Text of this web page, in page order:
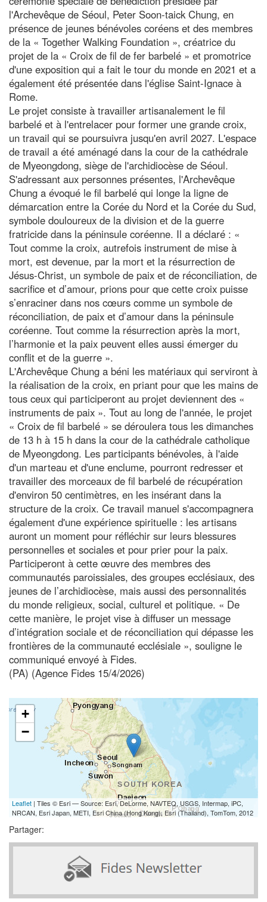
l'Archevêque de Séoul, Peter Soon-taick Chung, en
présence de jeunes bénévoles coréens et des membres
de la « Together Walking Foundation », créatrice du
projet de la « Croix de fil de fer barbelé » et promotrice
d'une exposition qui a fait le tour du monde en 2021 et a
également été présentée dans l'église Saint-Ignace à
Rome.
Le projet consiste à travailler artisanalement le fil
barbelé et à l'entrelacer pour former une grande croix,
un travail qui se poursuivra jusqu'en avril 2027. L'espace
de travail a été aménagé dans la cour de la cathédrale
de Myeongdong, siège de l'archidiocèse de Séoul.
S'adressant aux personnes présentes, l'Archevêque
Chung a évoqué le fil barbelé qui longe la ligne de
démarcation entre la Corée du Nord et la Corée du Sud,
symbole douloureux de la division et de la guerre
fratricide dans la péninsule coréenne. Il a déclaré : «
Tout comme la croix, autrefois instrument de mise à
mort, est devenue, par la mort et la résurrection de
Jésus-Christ, un symbole de paix et de réconciliation, de
sacrifice et d’amour, prions pour que cette croix puisse
s’enraciner dans nos cœurs comme un symbole de
réconciliation, de paix et d’amour dans la péninsule
coréenne. Tout comme la résurrection après la mort,
l’harmonie et la paix peuvent elles aussi émerger du
conflit et de la guerre ».
L'Archevêque Chung a béni les matériaux qui serviront à
la réalisation de la croix, en priant pour que les mains de
tous ceux qui participeront au projet deviennent des «
instruments de paix ». Tout au long de l'année, le projet
« Croix de fil barbelé » se déroulera tous les dimanches
de 13 h à 15 h dans la cour de la cathédrale catholique
de Myeongdong. Les participants bénévoles, à l'aide
d'un marteau et d'une enclume, pourront redresser et
travailler des morceaux de fil barbelé de récupération
d'environ 50 centimètres, en les insérant dans la
structure de la croix. Ce travail manuel s'accompagnera
également d'une expérience spirituelle : les artisans
auront un moment pour réfléchir sur leurs blessures
personnelles et sociales et pour prier pour la paix.
Participeront à cette œuvre des membres des
communautés paroissiales, des groupes ecclésiaux, des
jeunes de l’archidiocèse, mais aussi des personnalités
du monde religieux, social, culturel et politique. « De
cette manière, le projet vise à diffuser un message
d’intégration sociale et de réconciliation qui dépasse les
frontières de la communauté ecclésiale », souligne le
communiqué envoyé à Fides.
(PA) (Agence Fides 15/4/2026)
+
−
Leaflet | Tiles © Esri — Source: Esri, DeLorme, NAVTEQ, USGS, Intermap, iPC,
NRCAN, Esri Japan, METI, Esri China (Hong Kong), Esri (Thailand), TomTom, 2012
Partager: